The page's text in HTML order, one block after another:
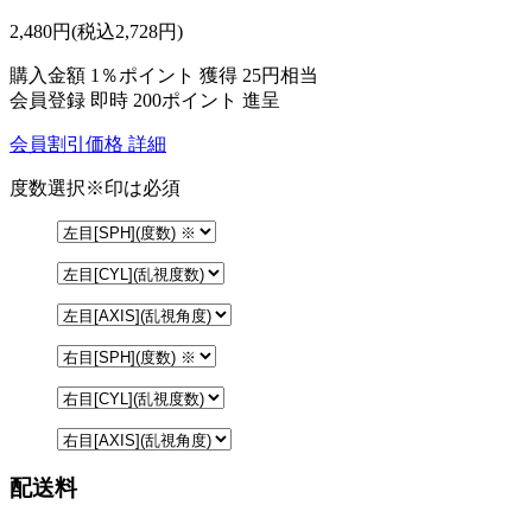
2,480円(税込2,728円)
購入金額 1％ポイント 獲得 25円相当
会員登録 即時 200ポイント 進呈
会員割引価格 詳細
度数選択※印は必須
配送料